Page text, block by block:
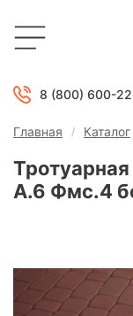
8 (800) 600-
Главная Каталог
А.6 Фмс.4